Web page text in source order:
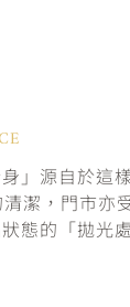
」源自於這
潔，門市亦
態的「拋光